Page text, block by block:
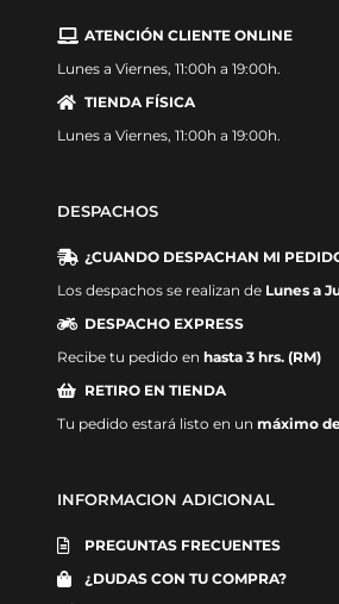
ATENCIÓN CLIENTE ONLINE
Lunes a Viernes, 11:00h a 19:00h.
TIENDA FÍSICA
Lunes a Viernes, 11:00h a 19:00h.
DESPACHOS
¿CUANDO DESPACHAN MI
Los despachos se realizan de Lunes a
DESPACHO EXPRESS
Recibe tu pedido en hasta 3 hrs. (RM)
RETIRO EN TIENDA
Tu pedido estará listo en un máximo
INFORMACION ADICIONAL
PREGUNTAS FRECUENTES
¿DUDAS CON TU COMPRA?